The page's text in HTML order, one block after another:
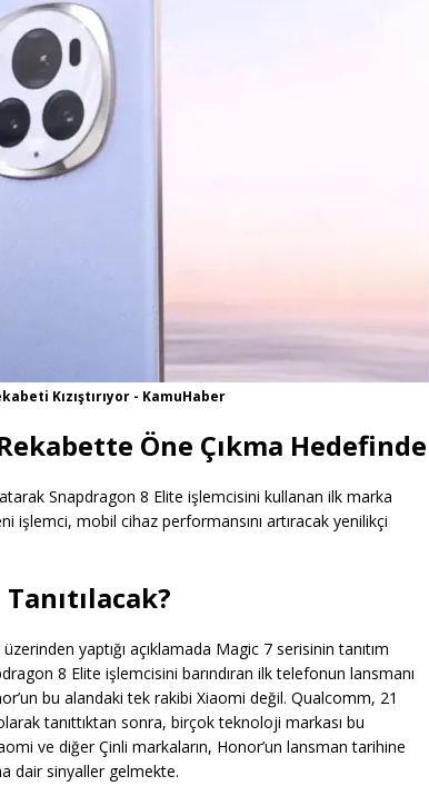
Kızıştırıyor - KamuHaber
Öne Çıkma Hedefinde
Snapdragon 8 Elite işlemcisini kullanan ilk marka
işlemci, mobil cihaz performansını artıracak yenilikçi
yaptığı açıklamada Magic 7 serisinin tanıtım
8 Elite işlemcisini barındıran ilk telefonun lansmanı
bu alandaki tek rakibi Xiaomi değil. Qualcomm, 21
tanıttıktan sonra, birçok teknoloji markası bu
ve diğer Çinli markaların, Honor’un lansman tarihine
dair sinyaller gelmekte.